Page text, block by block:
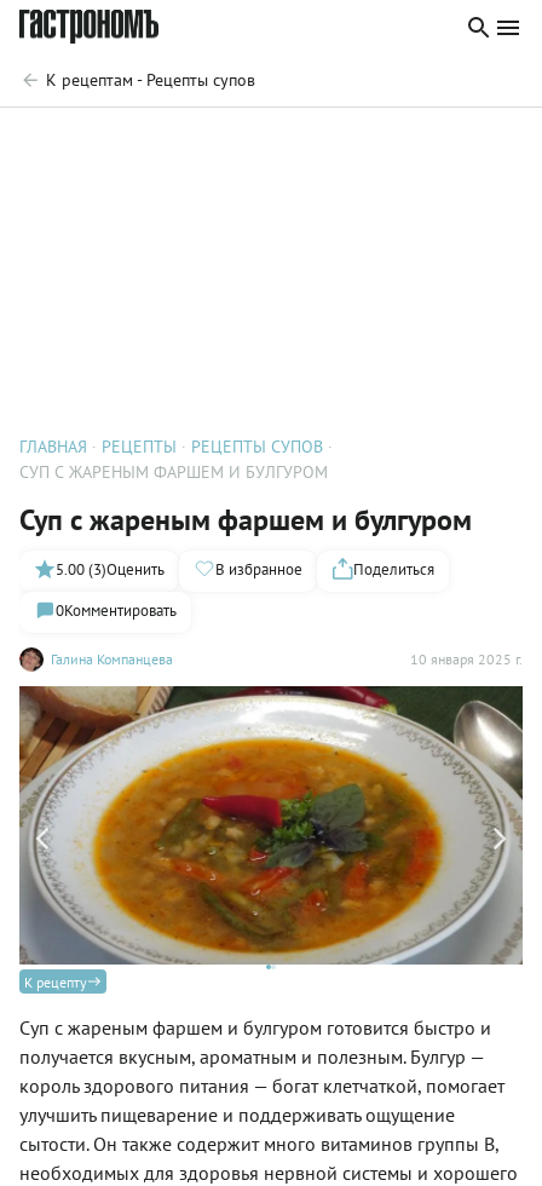
К рецептам - Рецепты супов
ГЛАВНАЯ РЕЦЕПТЫ
РЕЦЕПТЫ СУПОВ
СУП С ЖАРЕНЫМ ФАРШЕМ И БУЛГУРОМ
Суп с жареным фаршем и булгуром
Галина Компанцева 10 января 2025 г.
5.00 (3)Оценить В избранное
Поделиться
0Комментировать
К рецепту
Суп с жареным фаршем и булгуром готовится быстро и
получается вкусным, ароматным и полезным. Булгур —
король здорового питания — богат клетчаткой, помогает
улучшить пищеварение и поддерживать ощущение
сытости. Он также содержит много витаминов группы B,
необходимых для здоровья нервной системы и хорошего